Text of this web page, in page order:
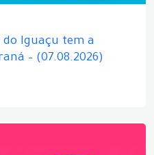
do Iguaçu tem a
– (07.08.2026)